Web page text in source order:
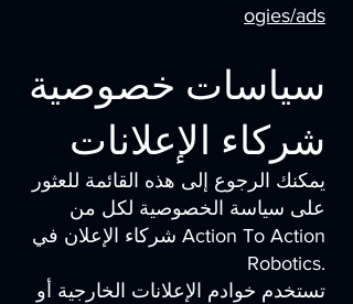
ogies/ads
سياسات خصوصية
شركاء الإعلانات
يمكنك الرجوع إلى هذه القائمة للعثور
على سياسة الخصوصية لكل من
شركاء الإعلان في Action To Action
Robotics.
تستخدم خوادم الإعلانات الخارجية أو